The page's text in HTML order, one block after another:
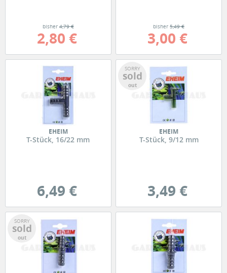
bisher 4,79 €
2,80 €
bisher5,49 €
3,00 €
EHEIM
T-Stück, 16/22 mm
6,49 €
SORRY
sold
out
EHEIM
T-Stück, 9/12 mm
3,49 €
SORRY
sold
out